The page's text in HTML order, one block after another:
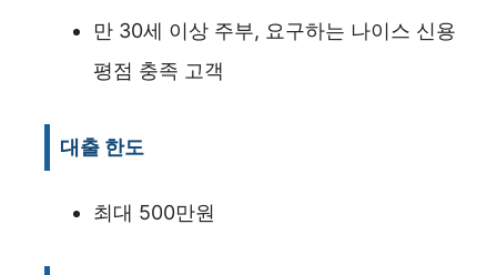
만 30세 이상 주부, 요구하는 나이스 신용
평점 충족 고객
대출 한도
최대 500만원